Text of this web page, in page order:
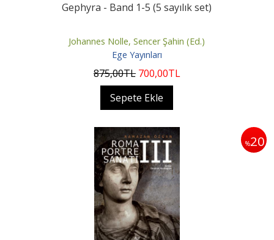
Gephyra - Band 1-5 (5 sayılık set)
Johannes Nolle, Sencer Şahin (Ed.)
Ege Yayınları
875,00TL 700,00TL
Sepete Ekle
%20